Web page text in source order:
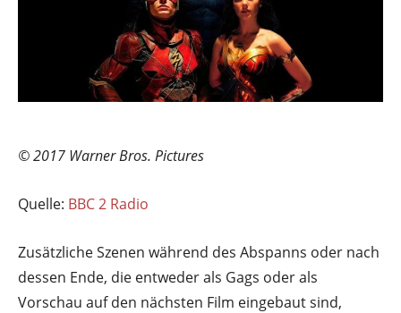
© 2017 Warner Bros. Pictures
Quelle: BBC 2 Radio
Zusätzliche Szenen während des Abspanns oder nach
dessen Ende, die entweder als Gags oder als
Vorschau auf den nächsten Film eingebaut sind,